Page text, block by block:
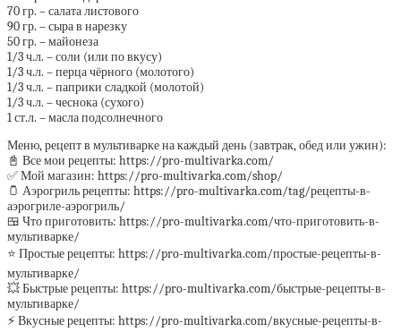
70 гр. – салата листового
90 гр. – сыра в нарезку
50 гр. – майонеза
1/3 ч.л. – соли (или по вкусу)
1/3 ч.л. – перца чёрного (молотого)
1/3 ч.л. – паприки сладкой (молотой)
1/3 ч.л. – чеснока (сухого)
1 ст.л. – масла подсолнечного
Меню, рецепт в мультиварке на каждый день (завтрак, обед или ужин):
📓 Все мои рецепты: https://pro-multivarka.com/
✅ Мой магазин: https://pro-multivarka.com/shop/
🫙 Аэрогриль рецепты: https://pro-multivarka.com/tag/рецепты-в-
аэрогриле-аэрогриль/
🍱 Что приготовить: https://pro-multivarka.com/что-приготовить-в-
мультиварке/
⭐️ Простые рецепты: https://pro-multivarka.com/простые-рецепты-в-
мультиварке/
💥 Быстрые рецепты: https://pro-multivarka.com/быстрые-рецепты-в-
мультиварке/
⚡️ Вкусные рецепты: https://pro-multivarka.com/вкусные-рецепты-в-